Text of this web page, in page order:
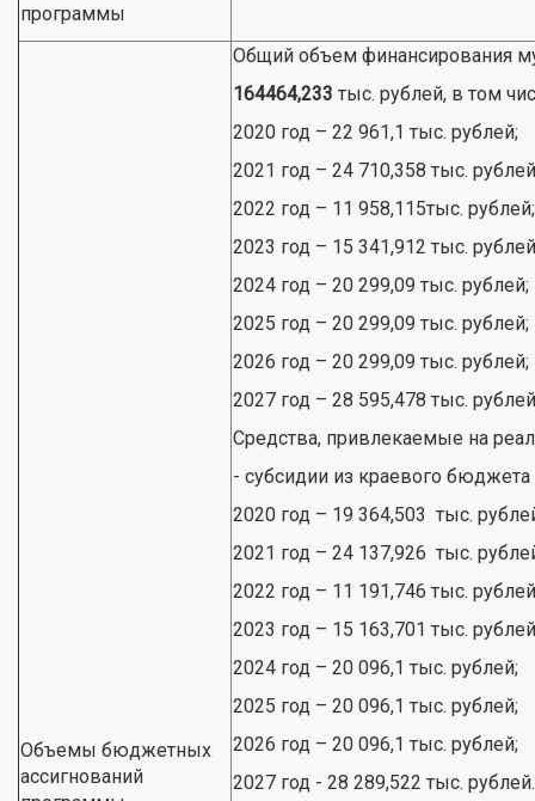
программы
Объемы бюджетных
ассигнований
Общий объем финансирования
164464,233 тыс. рублей, в том
2020 год – 22 961,1 тыс. рублей;
2021 год – 24 710,358 тыс.
2022 год – 11 958,115тыс. рублей;
2023 год – 15 341,912 тыс.
2024 год – 20 299,09 тыс. рублей;
2025 год – 20 299,09 тыс. рублей;
2026 год – 20 299,09 тыс. рублей;
2027 год – 28 595,478 тыс.
Средства, привлекаемые на
- субсидии из краевого
2020 год – 19 364,503 тыс.
2021 год – 24 137,926 тыс.
2022 год – 11 191,746 тыс.
2023 год – 15 163,701 тыс.
2024 год – 20 096,1 тыс. рублей;
2025 год – 20 096,1 тыс. рублей;
2026 год – 20 096,1 тыс. рублей;
2027 год - 28 289,522 тыс. рублей.